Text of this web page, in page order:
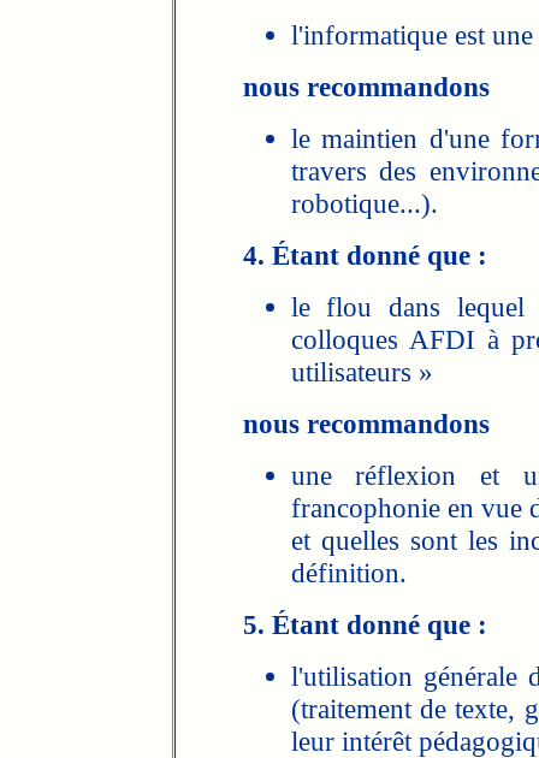
l'informatique est
nous recommandons
le maintien d'une
travers des
robotique...).
4. Étant donné que :
le flou dans lequel
colloques AFDI à
utilisateurs »
nous recommandons
une réflexion et
francophonie en vue
et quelles sont les
définition.
5. Étant donné que :
l'utilisation générale
(traitement de texte,
leur intérêt